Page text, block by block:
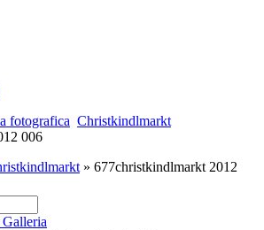
fotografica Christkindlmarkt
006
» 677christkindlmarkt 2012